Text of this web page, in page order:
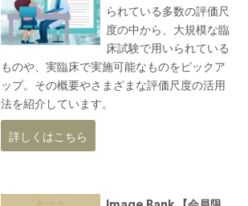
られている多数の評価尺
度の中から、大規模な臨
床試験で用いられている
ものや、実臨床で実施可能なものをピックア
ップ。その概要やさまざまな評価尺度の活用
法を紹介しています。
詳しくはこちら